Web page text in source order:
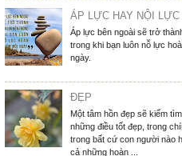
ÁP LỰC HAY NỘI LỰC
Áp lực bên ngoài sẽ trở
trong khi bạn luôn nỗ lực
ngày.
ĐẸP
Một tâm hồn đẹp sẽ kiếm
những điều tốt đẹp, trong
trong bất cứ con người nào
cả những hoàn ...